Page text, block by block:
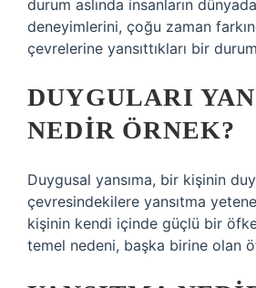
durum aslında insanların
deneyimlerini, çoğu zaman
çevrelerine yansıttıkları bir
DUYGULARI
NEDIR ÖRNEK?
Duygusal yansıma, bir kişinin
çevresindekilere yansıtma
kişinin kendi içinde güçlü bir
temel nedeni, başka birine olan